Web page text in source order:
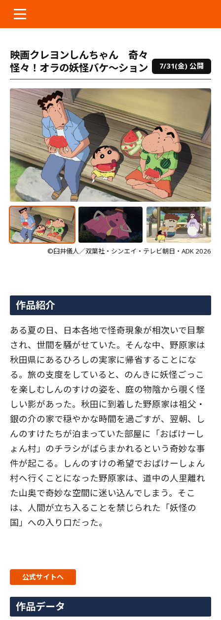
へ
映画クレヨンしんちゃん 奇々
怪々！オラの妖怪バケ～ション
7/31(金) 公開
©臼井儀人／双葉社・シンエイ・テレビ朝日・ADK 2026
作品紹介
ある夏の日、日本各地で怪奇現象が相次いで目撃
され、世間を騒がせていた。そんな中、野原家は
秋田県にあるひろしの実家に帰省することにな
る。旅の支度をしていると、のんきに妖怪ごっこ
を楽しむしんのすけの姿を、庭の物陰から覗く怪
しい影があった。秋田に到着した野原家は祖父・
銀の介の家で穏やかな時間を過ごすが、翌朝、し
んのすけたちが泊まっていた部屋に「おばけーし
ょん村」のチラシがばらまかれるという奇妙な事
件が起こる。しんのすけの希望でおばけーしょん
村へ行くことになった野原家は、道中の人里離れ
た山奥で奇妙な空間に迷い込んでしまう。そこ
は、人間が立ち入ることを禁じられた「妖怪の
国」への入り口だった。
公式サイトへ
作品データ